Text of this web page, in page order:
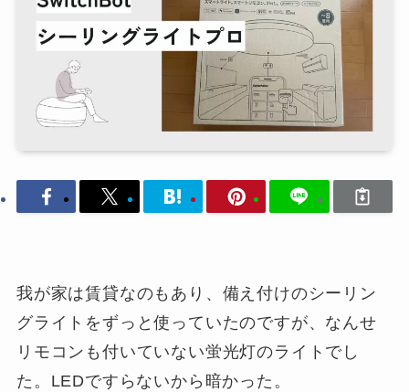
我が家は賃貸なのもあり、備え付けのシーリン
グライトをずっと使っていたのですが、なんせ
リモコンも付いていない蛍光灯のライトでし
た。LEDですらないから暗かった。